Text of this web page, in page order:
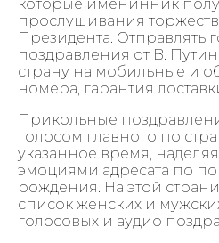
которые именинник
прослушивания
Президента. Отправлять
поздравления от В.
страну на мобильные и
номера, гарантия
Прикольные
голосом главного по
указанное время,
эмоциями адресата по
рождения. На этой
список женских и
голосовых и аудио